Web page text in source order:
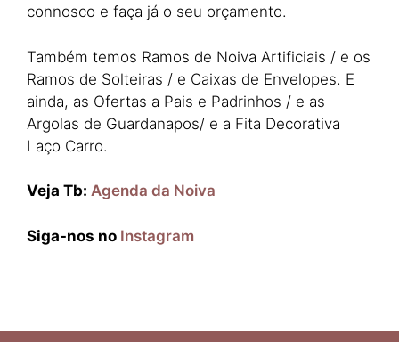
connosco e faça já o seu orçamento.
Também temos Ramos de Noiva Artificiais / e os
Ramos de Solteiras / e Caixas de Envelopes. E
ainda, as Ofertas a Pais e Padrinhos / e as
Argolas de Guardanapos/ e a Fita Decorativa
Laço Carro.
Veja Tb: Agenda da Noiva
Siga-nos no Instagram